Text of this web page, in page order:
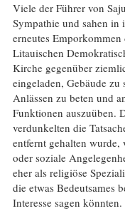
Viele der Führer von
Sympathie und sahen in
erneutes
Litauischen
Kirche gegenüber
eingeladen, Gebäude
Anlässen zu beten und
Funktionen auszuüben.
verdunkelten die
entfernt gehalten
oder soziale
eher als religiöse
die etwas Bedeutsames
Interesse sagen könnten.